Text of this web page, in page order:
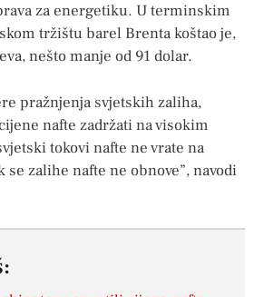
za energetiku. U terminskim
tržištu barel Brenta koštao je,
nešto manje od 91 dolar.
pražnjenja svjetskih zaliha,
nafte zadržati na visokim
tokovi nafte ne vrate na
zalihe nafte ne obnove”, navodi